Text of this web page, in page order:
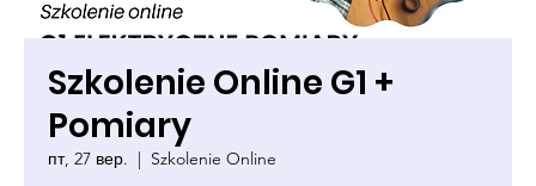
Szkolenie Online G1 +
Pomiary
пт, 27 вер.
  |
Szkolenie Online